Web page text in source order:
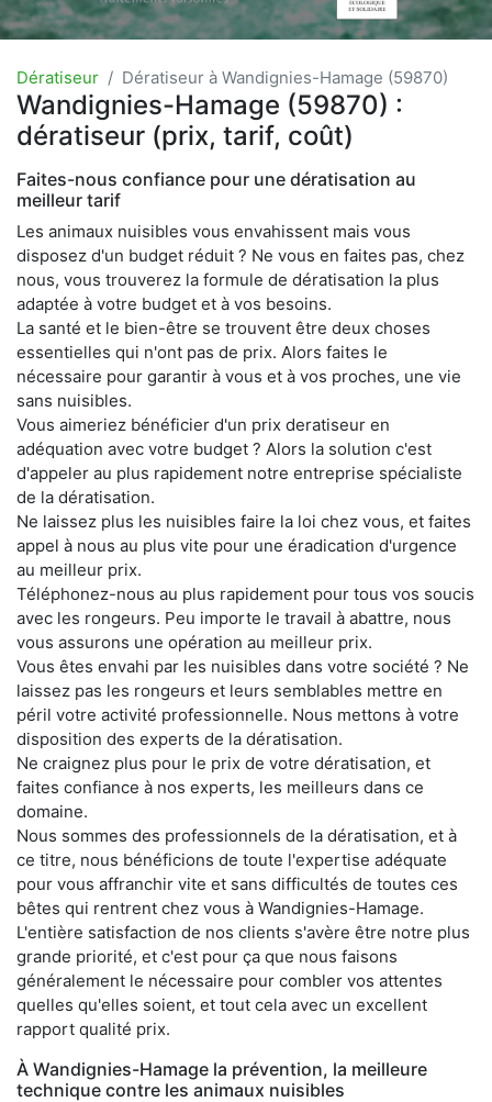
Dératiseur Dératiseur à Wandignies-Hamage (59870)
Wandignies-Hamage (59870) :
dératiseur (prix, tarif, coût)
Faites-nous confiance pour une dératisation au
meilleur tarif
Les animaux nuisibles vous envahissent mais vous
disposez d'un budget réduit ? Ne vous en faites pas, chez
nous, vous trouverez la formule de dératisation la plus
adaptée à votre budget et à vos besoins.
La santé et le bien-être se trouvent être deux choses
essentielles qui n'ont pas de prix. Alors faites le
nécessaire pour garantir à vous et à vos proches, une vie
sans nuisibles.
Vous aimeriez bénéficier d'un prix deratiseur en
adéquation avec votre budget ? Alors la solution c'est
d'appeler au plus rapidement notre entreprise spécialiste
de la dératisation.
Ne laissez plus les nuisibles faire la loi chez vous, et faites
appel à nous au plus vite pour une éradication d'urgence
au meilleur prix.
Téléphonez-nous au plus rapidement pour tous vos soucis
avec les rongeurs. Peu importe le travail à abattre, nous
vous assurons une opération au meilleur prix.
Vous êtes envahi par les nuisibles dans votre société ? Ne
laissez pas les rongeurs et leurs semblables mettre en
péril votre activité professionnelle. Nous mettons à votre
disposition des experts de la dératisation.
Ne craignez plus pour le prix de votre dératisation, et
faites confiance à nos experts, les meilleurs dans ce
domaine.
Nous sommes des professionnels de la dératisation, et à
ce titre, nous bénéficions de toute l'expertise adéquate
pour vous affranchir vite et sans difficultés de toutes ces
bêtes qui rentrent chez vous à Wandignies-Hamage.
L'entière satisfaction de nos clients s'avère être notre plus
grande priorité, et c'est pour ça que nous faisons
généralement le nécessaire pour combler vos attentes
quelles qu'elles soient, et tout cela avec un excellent
rapport qualité prix.
À Wandignies-Hamage la prévention, la meilleure
technique contre les animaux nuisibles